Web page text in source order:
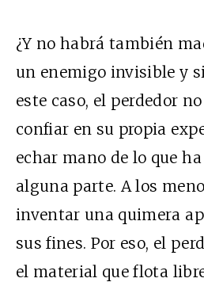
¿Y no habrá también
un enemigo invisible y
este caso, el perdedor
confiar en su propia
echar mano de lo que
alguna parte. A los
inventar una quimera
sus fines. Por eso, el
el material que flota